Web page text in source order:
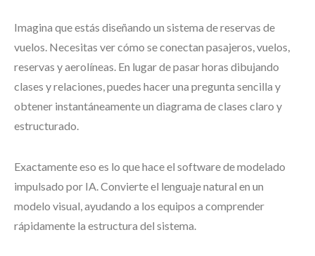
Imagina que estás diseñando un sistema de reservas de
vuelos. Necesitas ver cómo se conectan pasajeros, vuelos,
reservas y aerolíneas. En lugar de pasar horas dibujando
clases y relaciones, puedes hacer una pregunta sencilla y
obtener instantáneamente un diagrama de clases claro y
estructurado.
Exactamente eso es lo que hace el software de modelado
impulsado por IA. Convierte el lenguaje natural en un
modelo visual, ayudando a los equipos a comprender
rápidamente la estructura del sistema.